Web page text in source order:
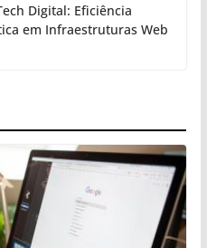
Digital: Eficiência
em Infraestruturas Web